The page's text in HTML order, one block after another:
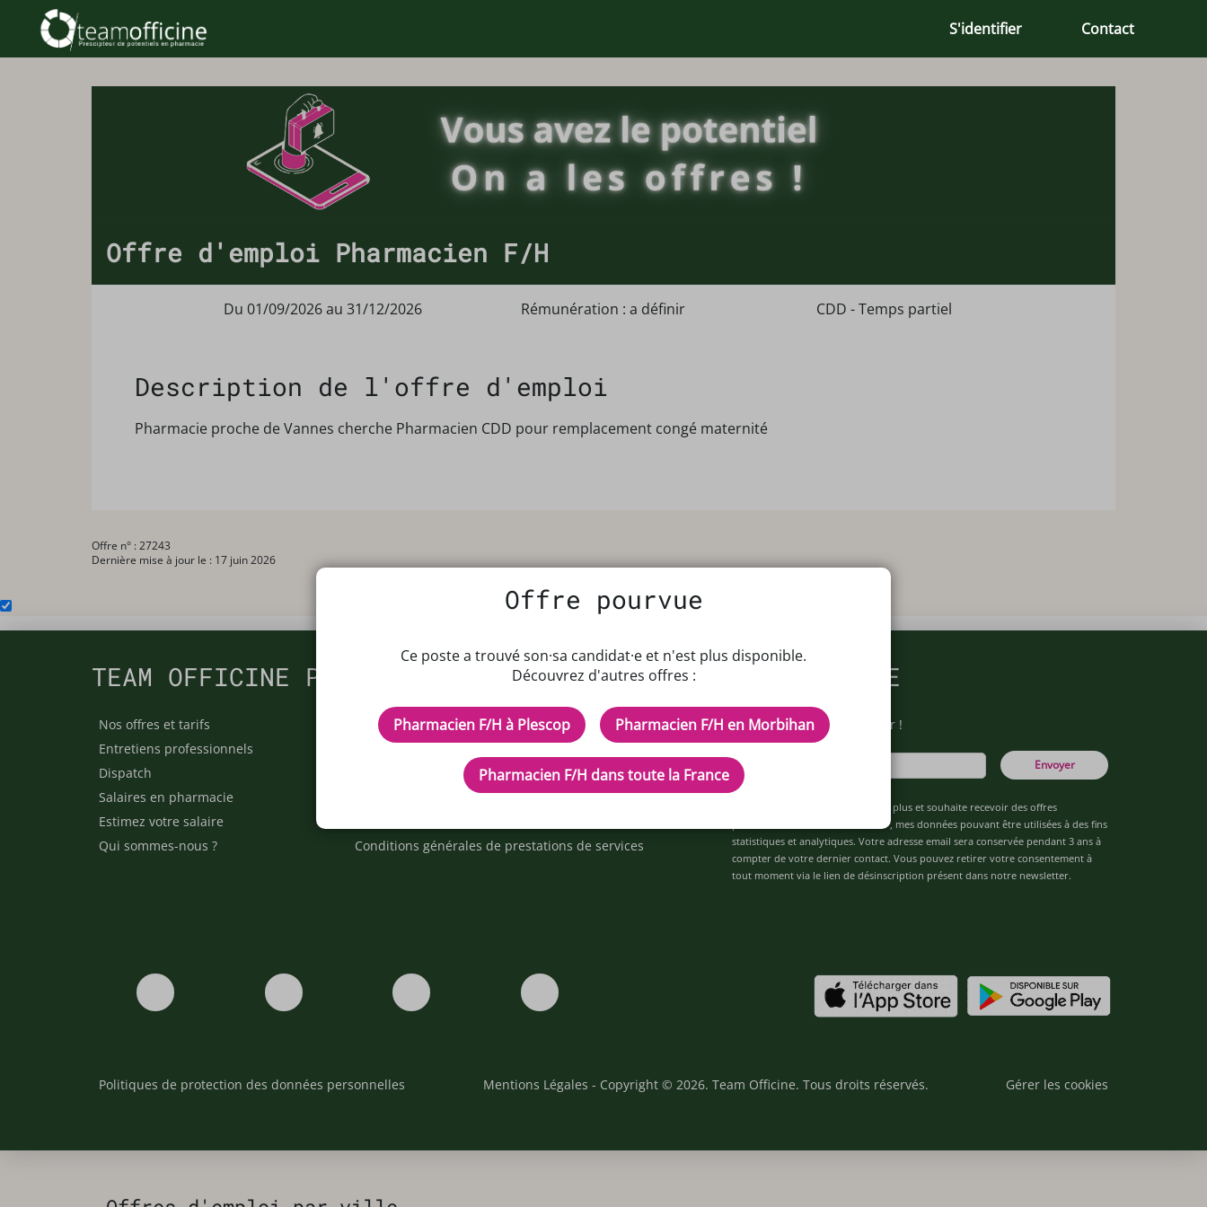
S'identifier Contact
Offre d'emploi Pharmacien F/H
Du 01/09/2026 au 31/12/2026 Rémunération : a définir CDD - Temps partiel
Description de l'offre d'emploi
Pharmacie proche de Vannes cherche Pharmacien CDD pour remplacement congé maternité
Offre n° : 27243
Dernière mise à jour le : 17 juin 2026
Offre pourvue
Ce poste a trouvé son·sa candidat·e et n'est plus disponible.
Découvrez d'autres offres :
Pharmacien F/H à Plescop Pharmacien F/H en Morbihan
Pharmacien F/H dans toute la France
TEAM OFFICINE PRESCRIPTEUR DE POTENTIELS EN PHARMACIE
Nos offres et tarifs
Entretiens professionnels
Dispatch
Salaires en pharmacie
Estimez votre salaire
Qui sommes-nous ?
Nos articles
Besoin d'aide ?
Notre espace alternance
Conditions générales de prestations de services
Inscrivez-vous à notre newsletter !
Envoyer
Je déclare être âgé(e) de 16 ans ou plus et souhaite recevoir des offres
personnalisées de "Team Officine", mes données pouvant être utilisées à des fins
statistiques et analytiques. Votre adresse email sera conservée pendant 3 ans à
compter de votre dernier contact. Vous pouvez retirer votre consentement à
tout moment via le lien de désinscription présent dans notre newsletter.
Politiques de protection des données personnelles Mentions Légales - Copyright © 2026. Team Officine. Tous droits réservés. Gérer les cookies